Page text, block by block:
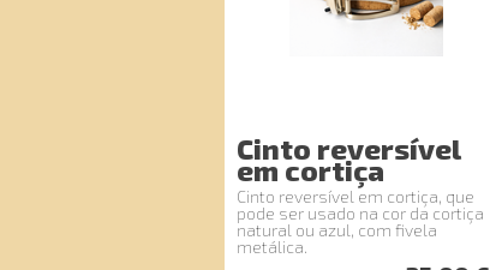
Cinto reversível
em cortiça
Cinto reversível em cortiça, que
pode ser usado na cor da cortiça
natural ou azul, com fivela
metálica.